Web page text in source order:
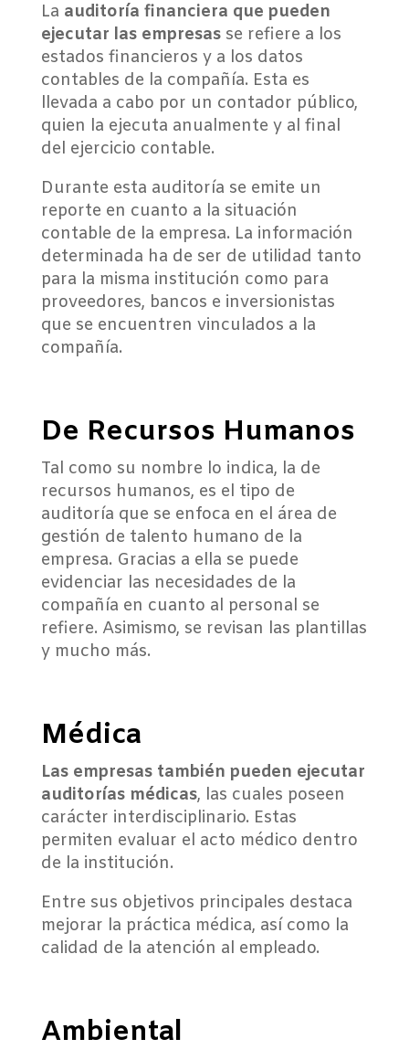
La auditoría financiera que pueden
ejecutar las empresasse refiere a los
estados financieros y a los datos
contables de la compañía. Esta es
llevada a cabo por un contador público,
quien la ejecuta anualmente y al final
del ejercicio contable.
Durante esta auditoría se emite un
reporte en cuanto a la situación
contable de la empresa. La información
determinada ha de ser de utilidad tanto
para la misma institución como para
proveedores, bancos e inversionistas
que se encuentren vinculados a la
compañía.
De Recursos Humanos
Tal como su nombre lo indica, la de
recursos humanos, es el tipo de
auditoría que se enfoca en el área de
gestión de talento humano de la
empresa. Gracias a ella se puede
evidenciar las necesidades de la
compañía en cuanto al personal se
refiere. Asimismo, se revisan las plantillas
y mucho más.
Médica
Las empresas también pueden ejecutar
auditorías médicas, las cuales poseen
carácter interdisciplinario. Estas
permiten evaluar el acto médico dentro
de la institución.
Entre sus objetivos principales destaca
mejorar la práctica médica, así como la
calidad de la atención al empleado.
Ambiental